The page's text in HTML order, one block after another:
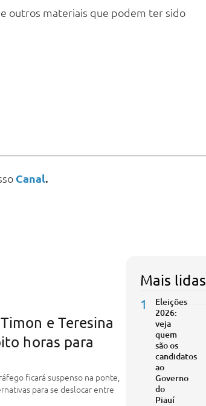
outros materiais que podem ter sido
Canal.
e Teresina
horas para
ficará suspenso na ponte,
para se deslocar entre
Mais lidas
1
Eleições
2026:
veja
quem
são os
candidatos
ao
Governo
do
Piauí